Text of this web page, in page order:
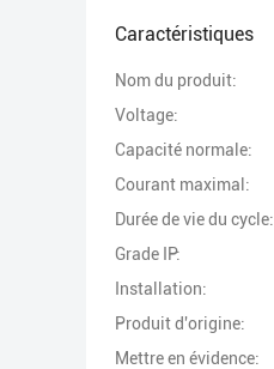
Caractéristiques
Nom du produit:
Voltage:
Capacité normale:
Courant maximal:
Durée de vie du cycle:
Grade IP:
Installation:
Produit d'origine:
Mettre en évidence: